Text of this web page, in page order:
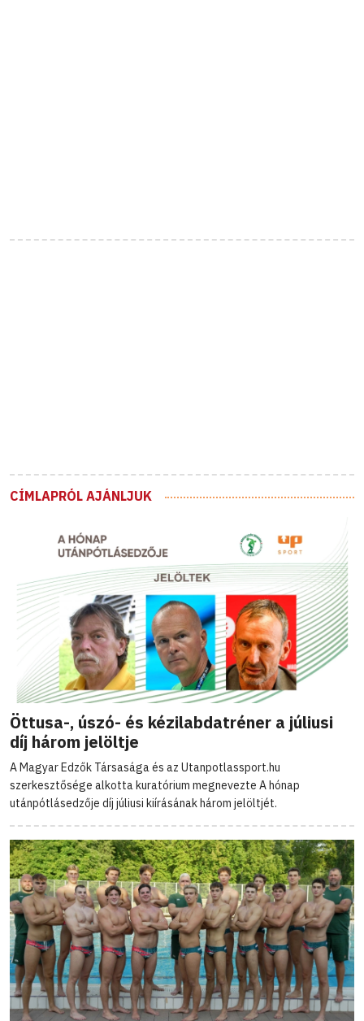
CÍMLAPRÓL AJÁNLJUK
Öttusa-, úszó- és kézilabdatréner a júliusi
díj három jelöltje
A Magyar Edzők Társasága és az Utanpotlassport.hu
szerkesztősége alkotta kuratórium megnevezte A hónap
utánpótlásedzője díj júliusi kiírásának három jelöltjét.